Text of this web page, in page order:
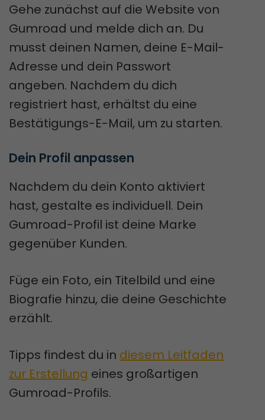
Gehe zunächst auf die Website von
Gumroad und melde dich an. Du
musst deinen Namen, deine E-Mail-
Adresse und dein Passwort
angeben. Nachdem du dich
registriert hast, erhältst du eine
Bestätigungs-E-Mail, um zu starten.
Dein Profil anpassen
Nachdem du dein Konto aktiviert
hast, gestalte es individuell. Dein
Gumroad-Profil ist deine Marke
gegenüber Kunden.
Füge ein Foto, ein Titelbild und eine
Biografie hinzu, die deine Geschichte
erzählt.
Tipps findest du in diesem Leitfaden
zur Erstellung eines großartigen
Gumroad-Profils.